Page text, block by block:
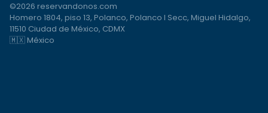
©2026 reservandonos.com
Homero 1804, piso 13, Polanco, Polanco I Secc, Miguel Hidalgo,
11510 Ciudad de México, CDMX
🇲🇽 México